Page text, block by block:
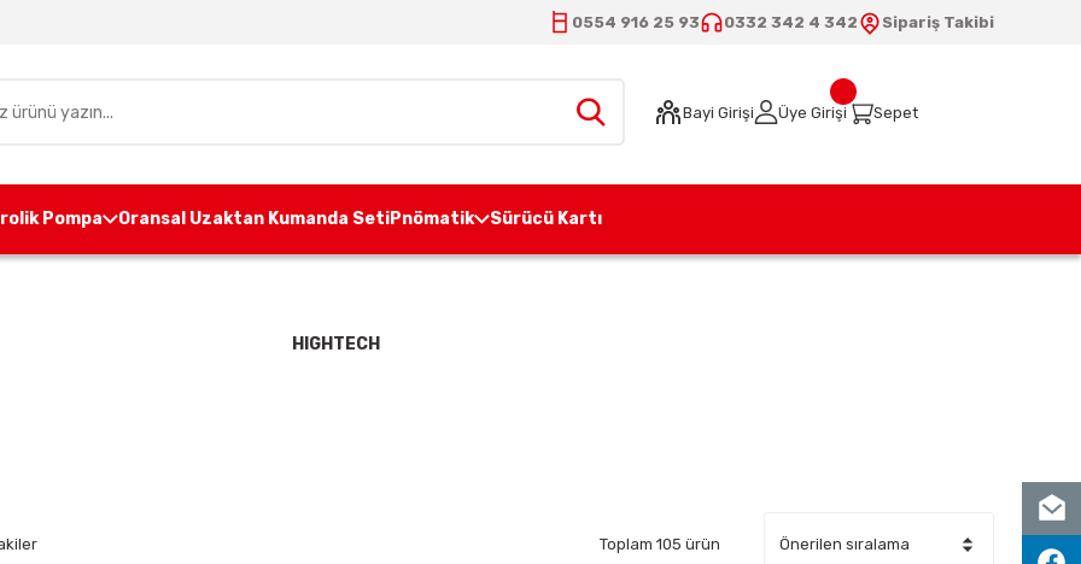
0554 916 25 93 0332 342 4 342 Sipariş Takibi
Bayi Girişi Üye Girişi Sepet
Pompa Oransal Uzaktan Kumanda SetiPnömatik Sürücü Kartı
HIGHTECH
Toplam 105 ürün